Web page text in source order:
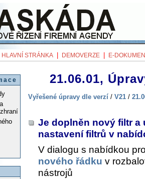
HLAVNÍ STRÁNKA DEMOVERZE E-
21.06.01,
Vyřešené úpravy dle verzí / V21 /
Je doplněn nový filtr a
nastavení filtrů v
V dialogu s nabídkou
nového řádku v
nástrojů